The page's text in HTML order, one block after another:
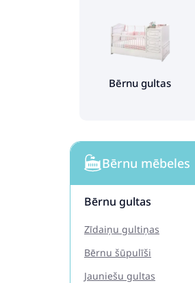
Bērnu gultas
Bērnu mēbeles
Bērnu gultas
Zīdaiņu gultiņas
Bērnu šūpulīši
Jauniešu gultas